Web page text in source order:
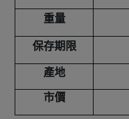
重量
保存期限
產地
市價